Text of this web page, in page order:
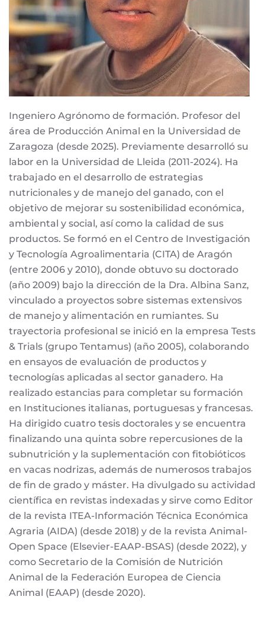
Ingeniero Agrónomo de formación. Profesor del
área de Producción Animal en la Universidad de
Zaragoza (desde 2025). Previamente desarrolló su
labor en la Universidad de Lleida (2011-2024). Ha
trabajado en el desarrollo de estrategias
nutricionales y de manejo del ganado, con el
objetivo de mejorar su sostenibilidad económica,
ambiental y social, así como la calidad de sus
productos. Se formó en el Centro de Investigación
y Tecnología Agroalimentaria (CITA) de Aragón
(entre 2006 y 2010), donde obtuvo su doctorado
(año 2009) bajo la dirección de la Dra. Albina Sanz,
vinculado a proyectos sobre sistemas extensivos
de manejo y alimentación en rumiantes. Su
trayectoria profesional se inició en la empresa Tests
& Trials (grupo Tentamus) (año 2005), colaborando
en ensayos de evaluación de productos y
tecnologías aplicadas al sector ganadero. Ha
realizado estancias para completar su formación
en Instituciones italianas, portuguesas y francesas.
Ha dirigido cuatro tesis doctorales y se encuentra
finalizando una quinta sobre repercusiones de la
subnutrición y la suplementación con fitobióticos
en vacas nodrizas, además de numerosos trabajos
de fin de grado y máster. Ha divulgado su actividad
científica en revistas indexadas y sirve como Editor
de la revista ITEA-Información Técnica Económica
Agraria (AIDA) (desde 2018) y de la revista Animal-
Open Space (Elsevier-EAAP-BSAS) (desde 2022), y
como Secretario de la Comisión de Nutrición
Animal de la Federación Europea de Ciencia
Animal (EAAP) (desde 2020).